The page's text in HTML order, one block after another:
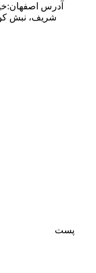
آدرس اصفهان:
پست